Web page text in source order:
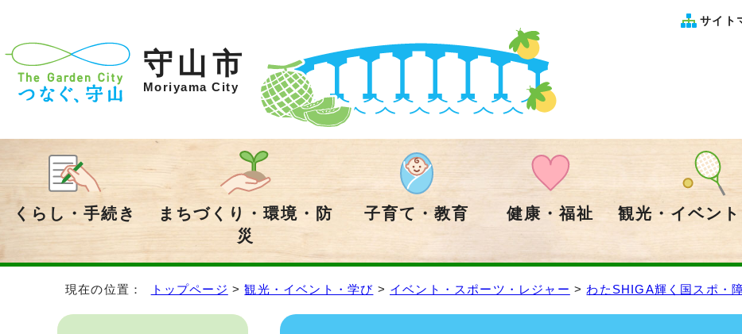
守山市
Moriyama City
サイト
くらし・手続き
まちづくり・環境・防
災
子育て・教育 健康・福祉 観光・イベン
現在の位置： トップページ >観光・イベント・学び > イベント・スポーツ・レジャー > わたSHIGA輝く国スポ・